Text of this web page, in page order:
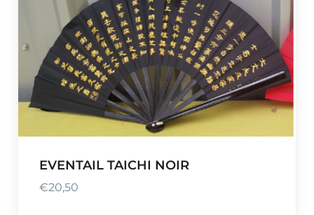
EVENTAIL TAICHI NOIR
€20,50